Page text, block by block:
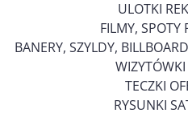
ULOTKI
FILMY, SPOTY
BANERY, SZYLDY,
TECZKI
RYSUNKI